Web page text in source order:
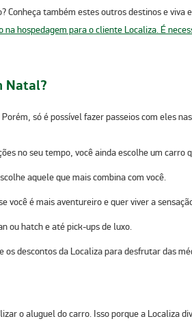
também estes outros destinos e viva
Natal?
só é possível fazer passeios com eles
no seu tempo, você ainda escolhe um carro
aquele que mais combina com você.
é mais aventureiro e quer viver a
ou hatch e até pick-ups de luxo.
descontos da Localiza para desfrutar das
o aluguel do carro. Isso porque a Localiza